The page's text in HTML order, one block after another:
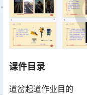
课件目录
道岔起道作业目的